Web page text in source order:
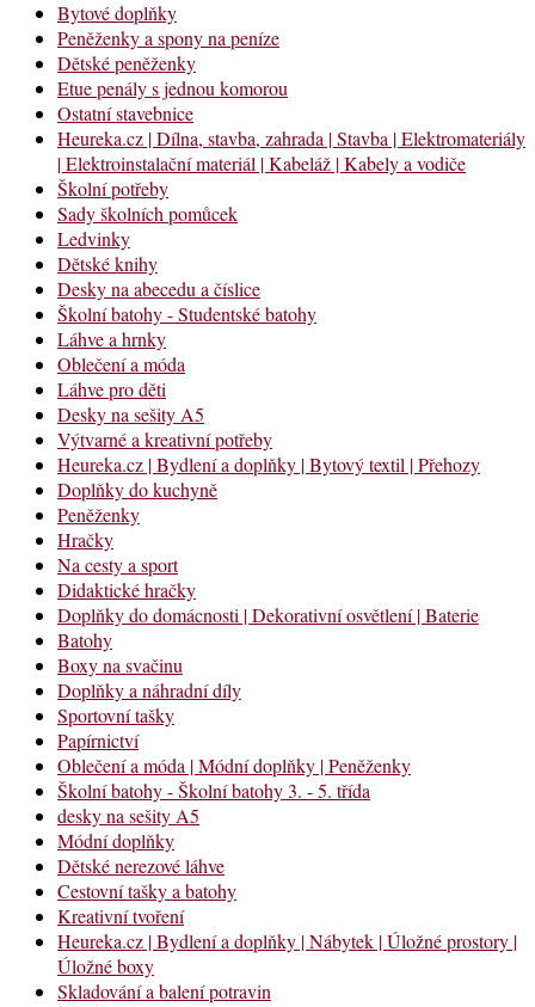
Bytové doplňky
Peněženky a spony na peníze
Dětské peněženky
Etue penály s jednou komorou
Ostatní stavebnice
Heureka.cz | Dílna, stavba, zahrada | Stavba | Elektromateriály
| Elektroinstalační materiál | Kabeláž | Kabely a vodiče
Školní potřeby
Sady školních pomůcek
Ledvinky
Dětské knihy
Desky na abecedu a číslice
Školní batohy - Studentské batohy
Láhve a hrnky
Oblečení a móda
Láhve pro děti
Desky na sešity A5
Výtvarné a kreativní potřeby
Heureka.cz | Bydlení a doplňky | Bytový textil | Přehozy
Doplňky do kuchyně
Peněženky
Hračky
Na cesty a sport
Didaktické hračky
Doplňky do domácnosti | Dekorativní osvětlení | Baterie
Batohy
Boxy na svačinu
Doplňky a náhradní díly
Sportovní tašky
Papírnictví
Oblečení a móda | Módní doplňky | Peněženky
Školní batohy - Školní batohy 3. - 5. třída
desky na sešity A5
Módní doplňky
Dětské nerezové láhve
Cestovní tašky a batohy
Kreativní tvoření
Heureka.cz | Bydlení a doplňky | Nábytek | Úložné prostory |
Úložné boxy
Skladování a balení potravin